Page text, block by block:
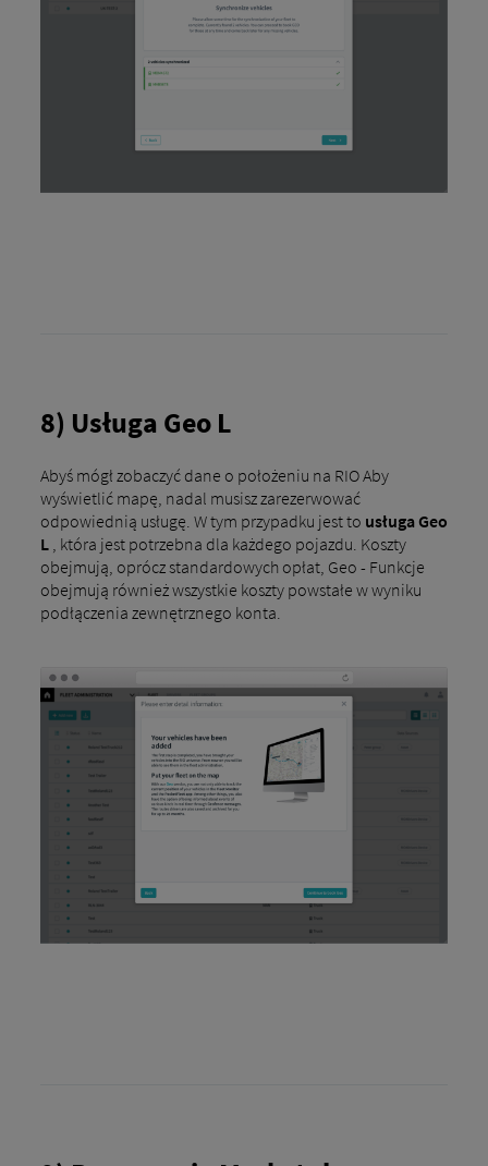
8) Usługa Geo L
Abyś mógł zobaczyć dane o położeniu na RIO Aby
wyświetlić mapę, nadal musisz zarezerwować
odpowiednią usługę. W tym przypadku jest to usługa Geo
L, która jest potrzebna dla każdego pojazdu. Koszty
obejmują, oprócz standardowych opłat, Geo - Funkcje
obejmują również wszystkie koszty powstałe w wyniku
podłączenia zewnętrznego konta.